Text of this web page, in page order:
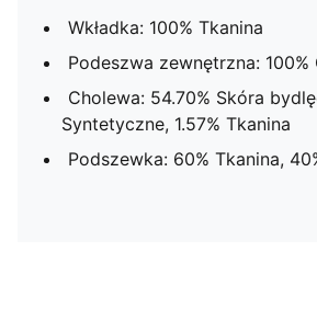
Wkładka: 100% Tkanina
Podeszwa zewnętrzna: 100%
Cholewa: 54.70% Skóra
Syntetyczne, 1.57% Tkanina
Podszewka: 60% Tkanina,